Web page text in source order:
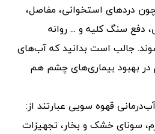
درد‌های استخوانی، مفاصل،
دفع سنگ کلیه و ... روانه
جالب است بدانید که آب‌های
بهبود بیماری‌های چشم هم
قهوه سویی عبارتند از:
سونای خشک و بخار، تجهیزات